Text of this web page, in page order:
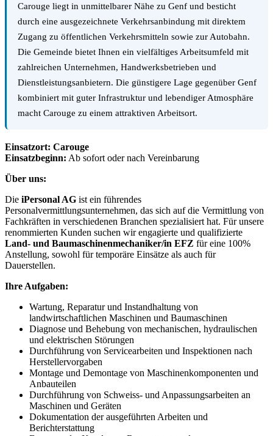
Carouge liegt in unmittelbarer Nähe zu Genf und besticht
durch eine ausgezeichnete Verkehrsanbindung mit direktem
Zugang zu öffentlichen Verkehrsmitteln sowie zur Autobahn.
Die Gemeinde bietet Ihnen ein vielfältiges Arbeitsumfeld mit
zahlreichen Unternehmen, Handwerksbetrieben und
Dienstleistungsanbietern. Die günstigere Lage gegenüber Genf
kombiniert mit guter Infrastruktur und lebendiger Atmosphäre
macht Carouge zu einem attraktiven Arbeitsort.
Einsatzort: Carouge
Einsatzbeginn: Ab sofort oder nach Vereinbarung
Über uns:
Die iPersonal AG ist ein führendes
Personalvermittlungsunternehmen, das sich auf die Vermittlung von
Fachkräften in verschiedenen Branchen spezialisiert hat. Für unsere
renommierten Kunden suchen wir engagierte und qualifizierte
Land- und Baumaschinenmechaniker/in EFZ für eine 100%
Anstellung, sowohl für temporäre Einsätze als auch für
Dauerstellen.
Ihre Aufgaben:
Wartung, Reparatur und Instandhaltung von
landwirtschaftlichen Maschinen und Baumaschinen
Diagnose und Behebung von mechanischen, hydraulischen
und elektrischen Störungen
Durchführung von Servicearbeiten und Inspektionen nach
Herstellervorgaben
Montage und Demontage von Maschinenkomponenten und
Anbauteilen
Durchführung von Schweiss- und Anpassungsarbeiten an
Maschinen und Geräten
Dokumentation der ausgeführten Arbeiten und
Berichterstattung